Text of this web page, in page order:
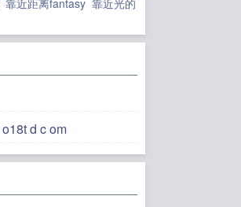
靠近距离fantasy 靠近光的
失禁恐慌h p o18t d c om